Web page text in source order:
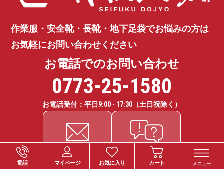
作業服・安全靴・長靴・地下足袋でお悩みの方は
お気軽にお問い合わせください
お電話でのお問い合わせ
0773-25-1580
お電話受付：平日 9:00 - 17:30 （土日祝除く）
電話 マイページ お気に入り カート メニュー